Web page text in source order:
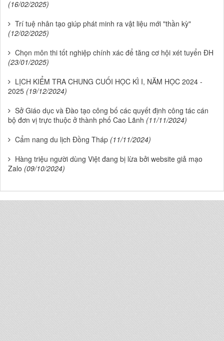
(16/02/2025)
Trí tuệ nhân tạo giúp phát minh ra vật liệu mới "thần kỳ"
(12/02/2025)
Chọn môn thi tốt nghiệp chính xác để tăng cơ hội xét tuyển ĐH
(23/01/2025)
LỊCH KIỂM TRA CHUNG CUỐI HỌC KÌ I, NĂM HỌC 2024 -
2025 (19/12/2024)
Sở Giáo dục và Đào tạo công bố các quyết định công tác cán
bộ đơn vị trực thuộc ở thành phố Cao Lãnh (11/11/2024)
Cẩm nang du lịch Đồng Tháp (11/11/2024)
Hàng triệu người dùng Việt đang bị lừa bởi website giả mạo
Zalo (09/10/2024)